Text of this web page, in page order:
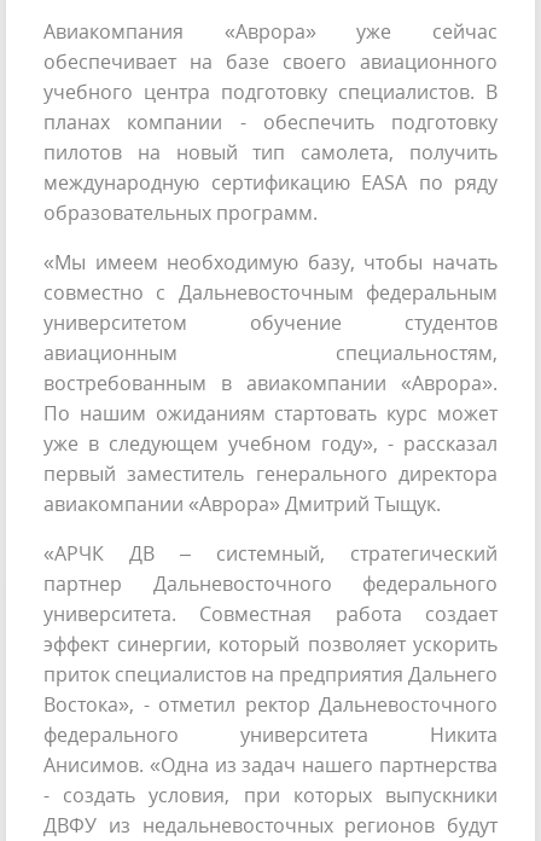
Авиакомпания «Аврора» уже сейчас
обеспечивает на базе своего авиационного
учебного центра подготовку специалистов. В
планах компании - обеспечить подготовку
пилотов на новый тип самолета, получить
международную сертификацию EASA по ряду
образовательных программ.
«Мы имеем необходимую базу, чтобы начать
совместно с Дальневосточным федеральным
университетом обучение студентов
авиационным специальностям,
востребованным в авиакомпании «Аврора».
По нашим ожиданиям стартовать курс может
уже в следующем учебном году», - рассказал
первый заместитель генерального директора
авиакомпании «Аврора» Дмитрий Тыщук.
«АРЧК ДВ – системный, стратегический
партнер Дальневосточного федерального
университета. Совместная работа создает
эффект синергии, который позволяет ускорить
приток специалистов на предприятия Дальнего
Востока», - отметил ректор Дальневосточного
федерального университета Никита
Анисимов. «Одна из задач нашего партнерства
- создать условия, при которых выпускники
ДВФУ из недальневосточных регионов будут